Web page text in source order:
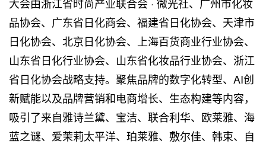
品协会、广东省日化商会、福建省日化协会、天津市
日化协会、北京日化协会、上海百货商业行业协会、
山东省日化行业协会、山东省化妆品行业协会、浙江
省日化协会战略支持。聚焦品牌的数字化转型、AI创
新赋能以及品牌营销和电商增长、生态构建等内容，
吸引了来自雅诗兰黛、宝洁、联合利华、欧莱雅、海
蓝之谜、爱茉莉太平洋、珀莱雅、敷尔佳、韩束、自